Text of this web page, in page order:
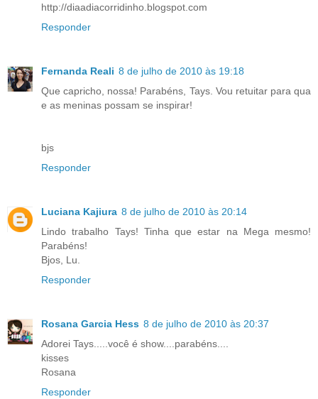
http://diaadiacorridinho.blogspot.com
Responder
Fernanda Reali 8 de julho de 2010 às 19:18
Que capricho, nossa! Parabéns, Tays. Vou retuitar para qua
e as meninas possam se inspirar!
bjs
Responder
Luciana Kajiura 8 de julho de 2010 às 20:14
Lindo trabalho Tays! Tinha que estar na Mega mesmo!
Parabéns!
Bjos, Lu.
Responder
Rosana Garcia Hess 8 de julho de 2010 às 20:37
Adorei Tays.....você é show....parabéns....
kisses
Rosana
Responder